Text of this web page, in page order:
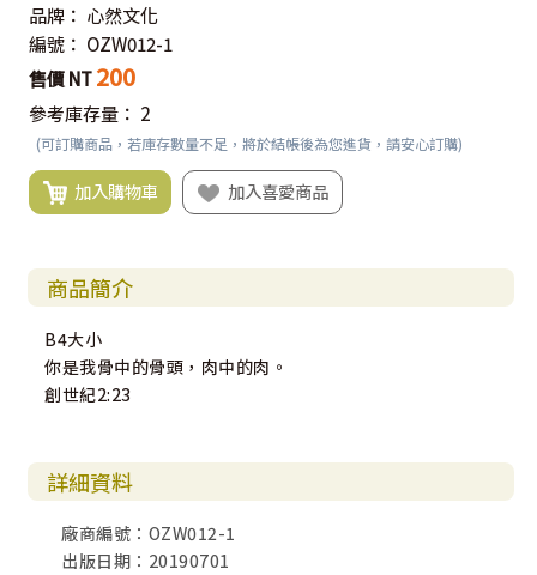
品牌： 心然文化
編號： OZW012-1
售價 NT 200
參考庫存量： 2
(可訂購商品，若庫存數量不足，將於結帳後為您進貨，請安心訂購)
加入購物車 加入喜愛商品
商品簡介
B4大小
你是我骨中的骨頭，肉中的肉。
創世紀2:23
詳細資料
廠商編號：OZW012-1
出版日期：20190701